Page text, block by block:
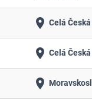
place Celá
place Celá
place